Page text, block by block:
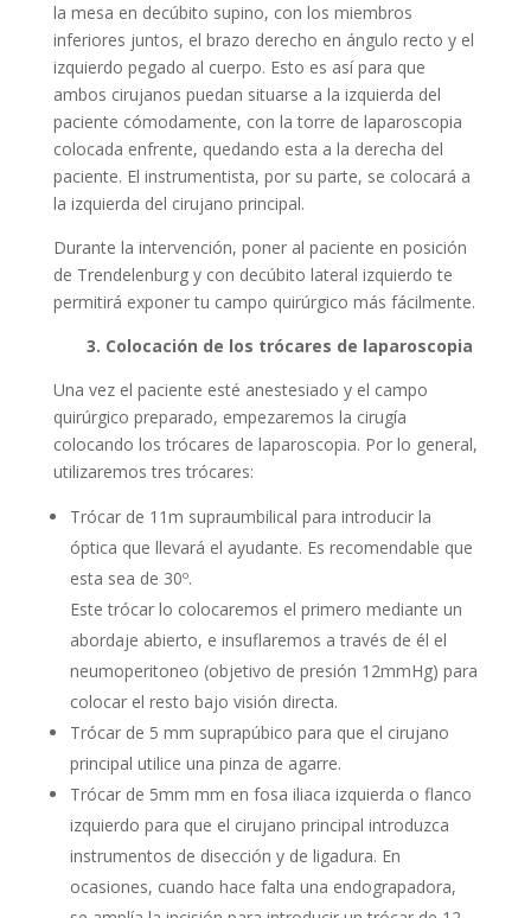
la mesa en decúbito supino, con los miembros
inferiores juntos, el brazo derecho en ángulo recto y el
izquierdo pegado al cuerpo. Esto es así para que
ambos cirujanos puedan situarse a la izquierda del
paciente cómodamente, con la torre de laparoscopia
colocada enfrente, quedando esta a la derecha del
paciente. El instrumentista, por su parte, se colocará a
la izquierda del cirujano principal.
Durante la intervención, poner al paciente en posición
de Trendelenburg y con decúbito lateral izquierdo te
permitirá exponer tu campo quirúrgico más fácilmente.
3. Colocación de los trócares de laparoscopia
Una vez el paciente esté anestesiado y el campo
quirúrgico preparado, empezaremos la cirugía
colocando los trócares de laparoscopia. Por lo general,
utilizaremos tres trócares:
Trócar de 11m supraumbilical para introducir la
óptica que llevará el ayudante. Es recomendable que
esta sea de 30º.
Este trócar lo colocaremos el primero mediante un
abordaje abierto, e insuflaremos a través de él el
neumoperitoneo (objetivo de presión 12mmHg) para
colocar el resto bajo visión directa.
Trócar de 5 mm suprapúbico para que el cirujano
principal utilice una pinza de agarre.
Trócar de 5mm mm en fosa iliaca izquierda o flanco
izquierdo para que el cirujano principal introduzca
instrumentos de disección y de ligadura. En
ocasiones, cuando hace falta una endograpadora,